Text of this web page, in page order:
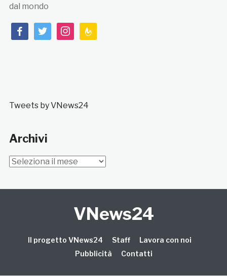
dal mondo
facebooktwitterinstagramfeedburner
Tweets by VNews24
Archivi
Archivi
VNews24
Il progetto VNews24 Staff
Lavora con noi
Pubblicità
Contatti